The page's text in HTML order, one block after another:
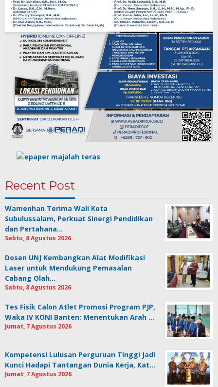
Recent Post
Wamenhan Terima Wali Kota
Subulussalam, Perkuat Sinergi Pendidikan
dan Pertahana…
Sabtu, 8 Agustus 2026
Dosen UNJ Kembangkan Alat Modifikasi
Laser untuk Mendukung Pemasalan
Cabang Olah…
Sabtu, 8 Agustus 2026
Tes Fisik Calon Atlet Promosi Program PJP,
Waka IV KONI Banten: Menentukan Arah …
Jumat, 7 Agustus 2026
Kompetensi Lulusan Perguruan Tinggi Jadi
Kunci Hadapi Tantangan Dunia Kerja, Kat…
Jumat, 7 Agustus 2026